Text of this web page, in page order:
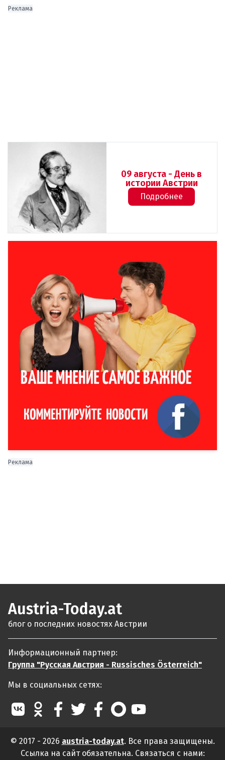
Реклама
09 августа - День в
истории Австрии
Подробнее
Реклама
Austria-Today.at
блог о последних новостях Австрии
Информационный партнер:
Группа "Русская Австрия - Russisches Österreich"
Мы в социальных сетях:
© 2017 - 2026 austria-today.at. Все права защищены.
Ссылка на сайт обязательна. Связаться с нами: